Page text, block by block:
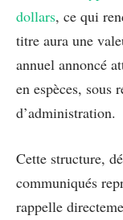
dollars, ce qui
titre aura une
annuel annoncé
en espèces, sous
d’administration.
Cette structure,
communiqués
rappelle